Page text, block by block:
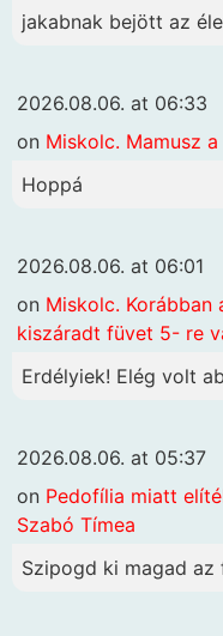
jakabnak bejött az
2026.08.06. at 06:33
on Miskolc. Mamusz
Hoppá
2026.08.06. at 06:01
on Miskolc.
kiszáradt füvet 5- re
Erdélyiek! Elég volt
2026.08.06. at 05:37
on Pedofília miatt
Szabó Tímea
Szipogd ki magad az